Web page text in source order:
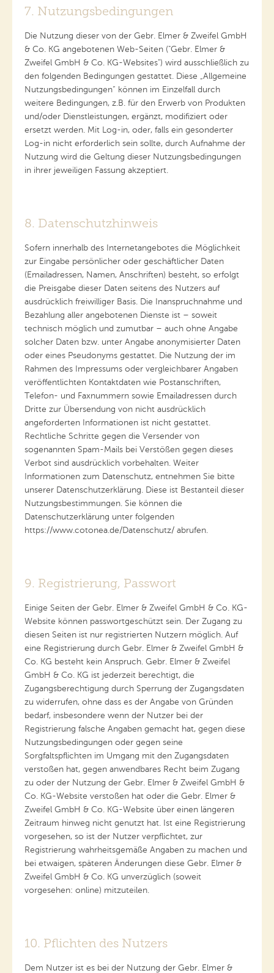
7. Nutzungsbedingungen
Die Nutzung dieser von der Gebr. Elmer & Zweifel GmbH
& Co. KG angebotenen Web-Seiten ("Gebr. Elmer &
Zweifel GmbH & Co. KG-Websites") wird ausschließlich zu
den folgenden Bedingungen gestattet. Diese „Allgemeine
Nutzungsbedingungen“ können im Einzelfall durch
weitere Bedingungen, z.B. für den Erwerb von Produkten
und/oder Dienstleistungen, ergänzt, modifiziert oder
ersetzt werden. Mit Log-in, oder, falls ein gesonderter
Log-in nicht erforderlich sein sollte, durch Aufnahme der
Nutzung wird die Geltung dieser Nutzungsbedingungen
in ihrer jeweiligen Fassung akzeptiert.
8. Datenschutzhinweis
Sofern innerhalb des Internetangebotes die Möglichkeit
zur Eingabe persönlicher oder geschäftlicher Daten
(Emailadressen, Namen, Anschriften) besteht, so erfolgt
die Preisgabe dieser Daten seitens des Nutzers auf
ausdrücklich freiwilliger Basis. Die Inanspruchnahme und
Bezahlung aller angebotenen Dienste ist – soweit
technisch möglich und zumutbar – auch ohne Angabe
solcher Daten bzw. unter Angabe anonymisierter Daten
oder eines Pseudonyms gestattet. Die Nutzung der im
Rahmen des Impressums oder vergleichbarer Angaben
veröffentlichten Kontaktdaten wie Postanschriften,
Telefon- und Faxnummern sowie Emailadressen durch
Dritte zur Übersendung von nicht ausdrücklich
angeforderten Informationen ist nicht gestattet.
Rechtliche Schritte gegen die Versender von
sogenannten Spam-Mails bei Verstößen gegen dieses
Verbot sind ausdrücklich vorbehalten. Weiter
Informationen zum Datenschutz, entnehmen Sie bitte
unserer Datenschutzerklärung. Diese ist Bestanteil dieser
Nutzungsbestimmungen. Sie können die
Datenschutzerklärung unter folgenden
https://www.cotonea.de/Datenschutz/ abrufen.
9. Registrierung, Passwort
Einige Seiten der Gebr. Elmer & Zweifel GmbH & Co. KG-
Website können passwortgeschützt sein. Der Zugang zu
diesen Seiten ist nur registrierten Nutzern möglich. Auf
eine Registrierung durch Gebr. Elmer & Zweifel GmbH &
Co. KG besteht kein Anspruch. Gebr. Elmer & Zweifel
GmbH & Co. KG ist jederzeit berechtigt, die
Zugangsberechtigung durch Sperrung der Zugangsdaten
zu widerrufen, ohne dass es der Angabe von Gründen
bedarf, insbesondere wenn der Nutzer bei der
Registrierung falsche Angaben gemacht hat, gegen diese
Nutzungsbedingungen oder gegen seine
Sorgfaltspflichten im Umgang mit den Zugangsdaten
verstoßen hat, gegen anwendbares Recht beim Zugang
zu oder der Nutzung der Gebr. Elmer & Zweifel GmbH &
Co. KG-Website verstoßen hat oder die Gebr. Elmer &
Zweifel GmbH & Co. KG-Website über einen längeren
Zeitraum hinweg nicht genutzt hat. Ist eine Registrierung
vorgesehen, so ist der Nutzer verpflichtet, zur
Registrierung wahrheitsgemäße Angaben zu machen und
bei etwaigen, späteren Änderungen diese Gebr. Elmer &
Zweifel GmbH & Co. KG unverzüglich (soweit
vorgesehen: online) mitzuteilen.
10. Pflichten des Nutzers
Dem Nutzer ist es bei der Nutzung der Gebr. Elmer &